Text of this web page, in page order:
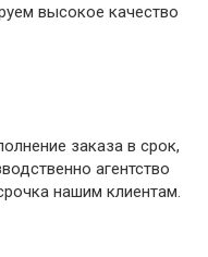
высокое качество
заказа в срок,
агентство
нашим клиентам.